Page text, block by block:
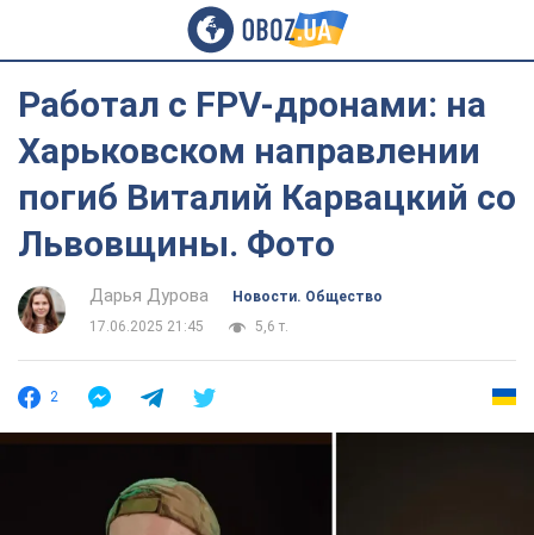
Работал с FPV-дронами: на
Харьковском направлении
погиб Виталий Карвацкий со
Львовщины. Фото
Дарья Дурова
Новости. Общество
17.06.2025 21:45
5,6 т.
2